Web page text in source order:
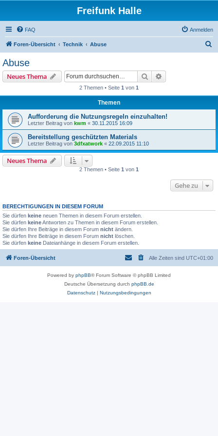
Freifunk Halle
FAQ Anmelden
Foren-Übersicht Technik Abuse
Abuse
Neues Thema Suche
2 Themen • Seite 1 von 1
Themen
Aufforderung die Nutzungsregeln einzuhalten!
Letzter Beitrag von kwm « 30.11.2015 16:09
Bereitstellung geschützten Materials
Letzter Beitrag von 3dfxatwork « 22.09.2015 11:10
Neues Thema
2 Themen • Seite 1 von 1
Gehe zu
BERECHTIGUNGEN IN DIESEM FORUM
Sie dürfen keine neuen Themen in diesem Forum erstellen.
Sie dürfen keineAntworten zu Themen in diesem Forum erstellen.
Sie dürfen Ihre Beiträge in diesem Forum nicht ändern.
Sie dürfen Ihre Beiträge in diesem Forum nicht löschen.
Sie dürfen keine Dateianhänge in diesem Forum erstellen.
Foren-Übersicht Alle Zeiten sind UTC+01:00
Powered by phpBB® Forum Software © phpBB Limited
Deutsche Übersetzung durch phpBB.de
Datenschutz| Nutzungsbedingungen